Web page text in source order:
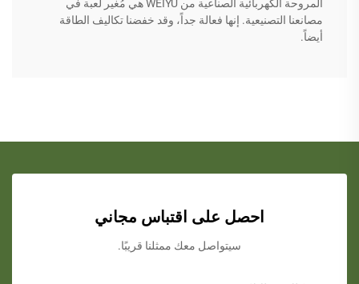
المروحة الكهربائية الصناعية من WEIYU هي مُغير لعبة في
مصانعنا التصنيعية. إنها فعالة جداً، وقد خفضنا تكاليف الطاقة
أيضاً.
احصل على اقتباس مجاني
سيتواصل معك ممثلنا قريبًا.